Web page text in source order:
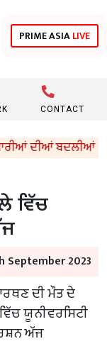
PRIME ASIALIVE
CONTACT
ਦੀਆਂ ਬਦਲੀਆਂ
ਵਿੱਚ
September 2023
ਦੀ ਮੌਤ ਦੇ
ਯੂਨੀਵਰਸਿਟੀ
ਅੱਜ